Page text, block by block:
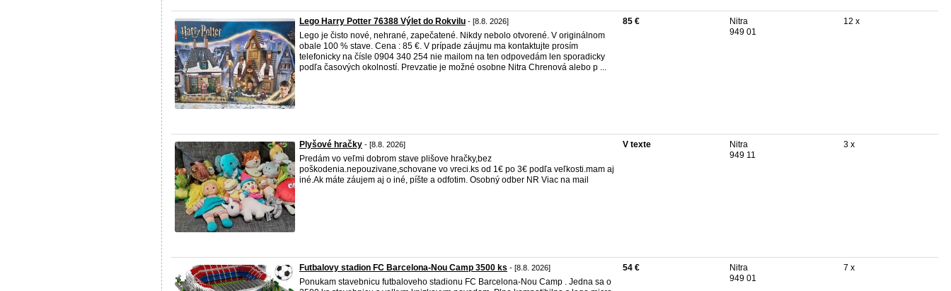
Lego Harry Potter 76388 Výlet do Rokvilu - [8.8. 2026]
Lego je čisto nové, nehrané, zapečatené. Nikdy nebolo otvorené. V originálnom
obale 100 % stave. Cena : 85 €. V prípade záujmu ma kontaktujte prosím
telefonicky na čísle 0904 340 254 nie mailom na ten odpovedám len sporadicky
podľa časových okolností. Prevzatie je možné osobne Nitra Chrenová alebo p ...
85 €
Nitra
949 01
12 x
Plyšové hračky - [8.8. 2026]
Predám vo veľmi dobrom stave plišove hračky,bez
poškodenia.nepouzivane,schovane vo vreci.ks od 1€ po 3€ podľa veľkosti.mam aj
iné.Ak máte záujem aj o iné, píšte a odfotim. Osobný odber NR Viac na mail
V texte
Nitra
949 11
3 x
Futbalovy stadion FC Barcelona-Nou Camp 3500 ks - [8.8. 2026]
Ponukam stavebnicu futbaloveho stadionu FC Barcelona-Nou Camp . Jedna sa o
54 €
Nitra
949 01
7 x